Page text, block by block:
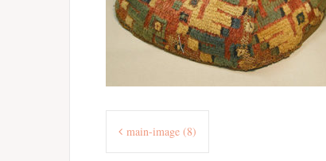
Navigation
main-image (8)